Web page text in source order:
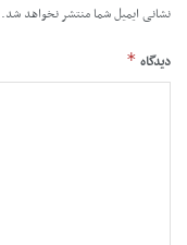
نشانی ایمیل شما منتشر نخواهد شد.
دیدگاه *